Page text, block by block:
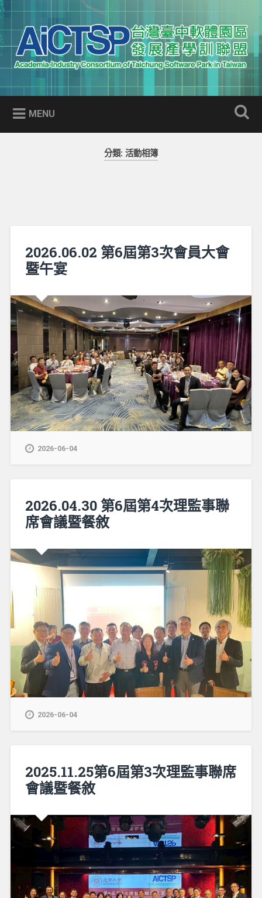
Skip
to
content
Search
AICTSP 台灣臺中軟體園區發展
產學訓聯盟
Academia-Industry Consortium of Taichung Software Park
in Taiwan
MENU
分類: 活動相簿
2026.06.02 第6屆第3次會員大會
暨午宴
2026-06-04
2026.04.30 第6屆第4次理監事聯
席會議暨餐敘
2026-06-04
2025.11.25第6屆第3次理監事聯席
會議暨餐敘